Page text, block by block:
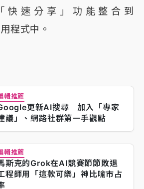
快速分享」功能整合到
程式中。
輯推薦
更新AI搜尋 加入「專家
議」、網路社群第一手觀點
輯推薦
斯克的Grok在AI競賽節節敗退
程師用「這款可樂」神比喻市占